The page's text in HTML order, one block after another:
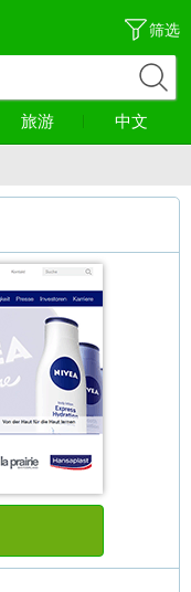
筛选
旅游 中文